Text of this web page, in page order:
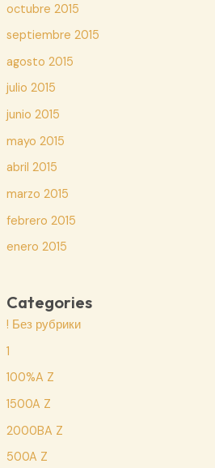
octubre 2015
septiembre 2015
agosto 2015
julio 2015
junio 2015
mayo 2015
abril 2015
marzo 2015
febrero 2015
enero 2015
Categories
! Без рубрики
1
100%A Z
1500A Z
2000BA Z
500A Z